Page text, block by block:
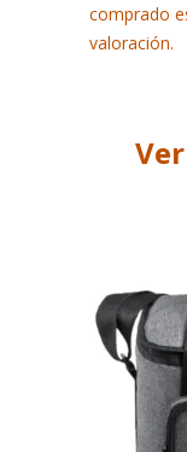
comprado
valoración.